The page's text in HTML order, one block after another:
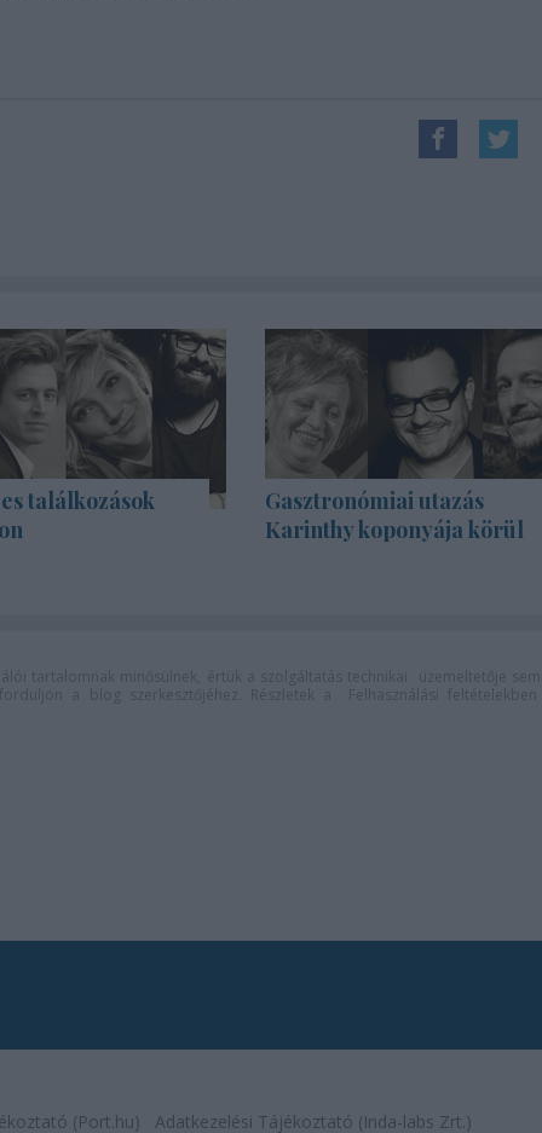
találkozások
Gasztronómiai utazás
Karinthy koponyája körül
(Port.hu) Adatkezelési Tájékoztató (Inda-labs Zrt.)